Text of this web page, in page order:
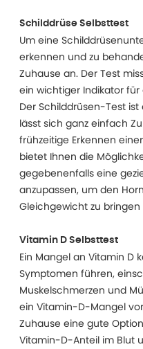
Schilddrüse Selbsttest
Um eine
erkennen und zu
Zuhause an. Der Test
ein wichtiger Indikator
Der Schilddrüsen-Test
lässt sich ganz einfach
frühzeitige Erkennen
bietet Ihnen die
gegebenenfalls eine
anzupassen, um den
Gleichgewicht zu
Vitamin D Selbsttest
Ein Mangel an Vitamin D
Symptomen führen,
Muskelschmerzen und
ein Vitamin-D-Mangel
Zuhause eine gute
Vitamin-D-Anteil im Blut